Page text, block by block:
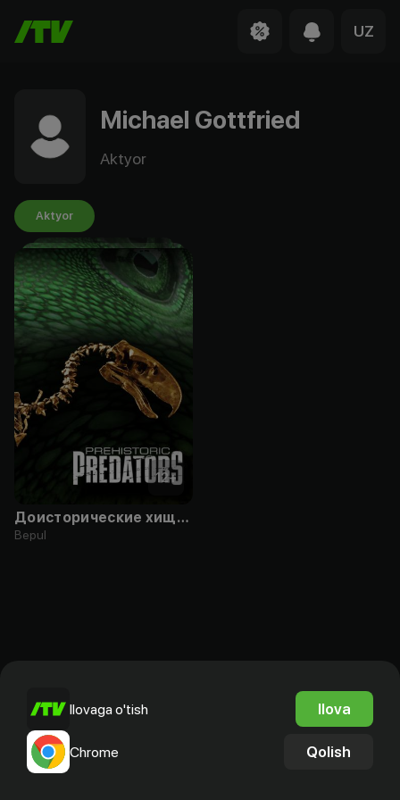
UZ
Michael Gottfried
Aktyor
Aktyor
12+
Доисторические хищники
Bepul
Ilovaga o'tish Ilova
Chrome Qolish